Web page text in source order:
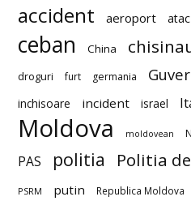
accident aeroport atac
ceban China
droguri furt germania
inchisoare incident israel
Moldova moldovean
PAS politia Politia
PSRM putin Republica Moldova